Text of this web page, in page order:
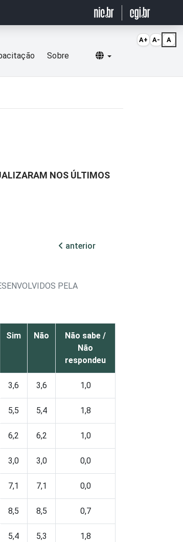
Sobre Selecionar idioma
NOS ÚLTIMOS
anterior
PELA
Sim Não
Não sabe /
Não
respondeu
3,6 3,6 1,0
5,5 5,4 1,8
6,2 6,2 1,0
3,0 3,0 0,0
7,1 7,1 0,0
8,5 8,5 0,7
5,4 5,3 1,8
A+ A- A